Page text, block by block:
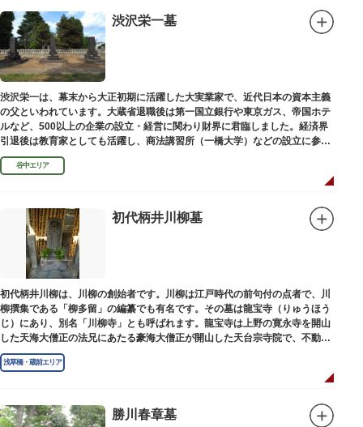
渋沢栄一墓
渋沢栄一は、幕末から大正初期に活躍した大実業家で、近代日本の資本主義
の父といわれています。大蔵省退職後は第一国立銀行や東京ガス、帝国ホテ
ルなど、500以上の企業の設立・経営に関わり財界に君臨しました。経済界
引退後は教育家としても活躍し、商法講習所（一橋大学）などの設立に参画
しました。お墓は谷中霊園にあります。
谷中エリア
初代柄井川柳墓
初代柄井川柳は、川柳の創始者です。川柳は江戸時代の前句付の点者で、川
柳撰集である「柳多留」の編纂でも有名です。その墓は龍宝寺（りゅうほう
じ）にあり、別名「川柳寺」とも呼ばれます。龍宝寺は上野の寛永寺を開山
した天海大僧正の法兄にあたる豪海大僧正が開山した天台宗寺院で、不動明
王の梵字を刻んだ板碑が境内に残っています。
浅草橋・蔵前エリア
勝川春章墓